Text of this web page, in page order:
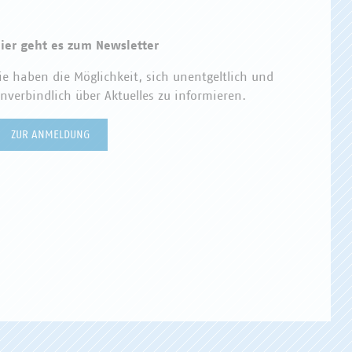
geht es zum Newsletter
haben die Möglichkeit, sich unentgeltlich und
über Aktuelles zu informieren.
ZUR ANMELDUNG